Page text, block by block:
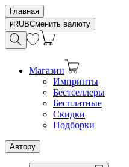
Главная
RUBСменить валюту
Магазин
Импринты
Бестселлеры
Бесплатные
Скидки
Подборки
Автору